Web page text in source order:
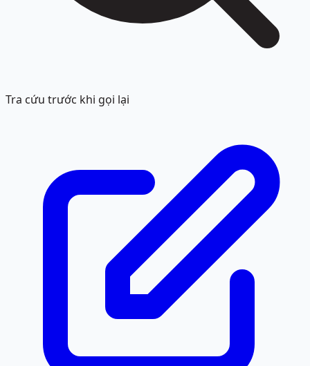
Tra cứu trước khi gọi lại